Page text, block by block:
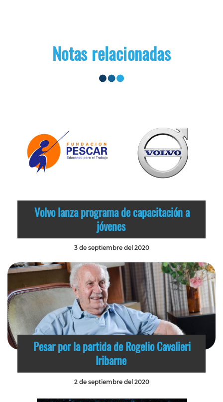
Notas relacionadas
Volvo lanza programa de capacitación a
jóvenes
3 de septiembre del 2020
Pesar por la partida de Rogelio Cavalieri
Iribarne
2 de septiembre del 2020